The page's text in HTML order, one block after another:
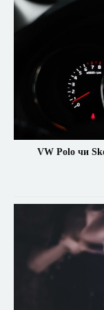
VW Polo чи